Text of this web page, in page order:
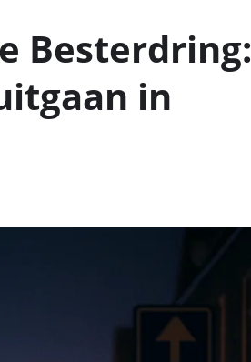
Besterdring:
in